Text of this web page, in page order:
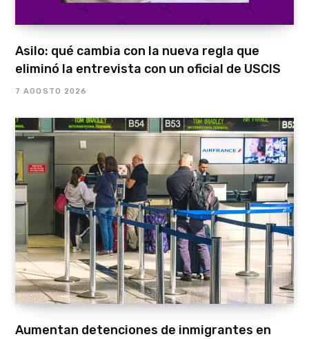
Asilo: qué cambia con la nueva regla que
eliminó la entrevista con un oficial de USCIS
7 AGOSTO 2026
Aumentan detenciones de inmigrantes en